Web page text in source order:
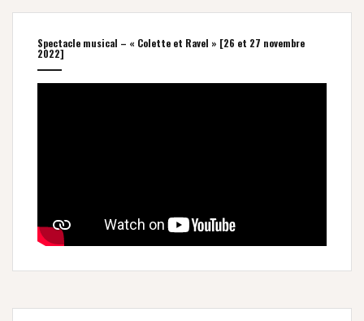
Spectacle musical – « Colette et Ravel » [26 et 27 novembre
2022]